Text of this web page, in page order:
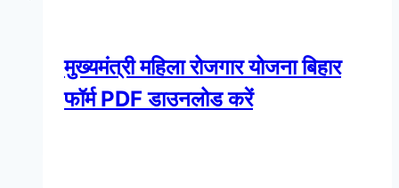
मुख्यमंत्री महिला रोजगार योजना बिहार
फॉर्म PDF डाउनलोड करें